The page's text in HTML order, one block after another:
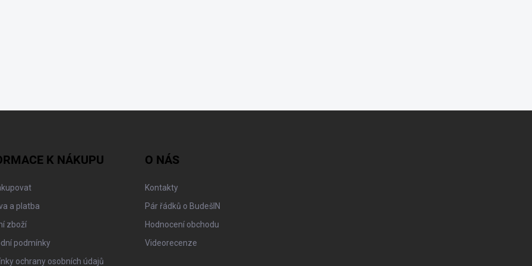
K NÁKUPU
a platba
zboží
podmínky
ochrany osobních údajů
O NÁS
Kontakty
Pár řádků o BudešIN
Hodnocení obchodu
Videorecenze